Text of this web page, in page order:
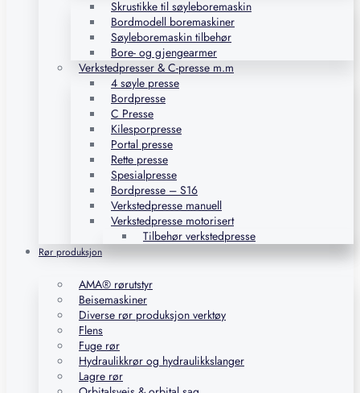
Skrustikke til søyleboremaskin
Bordmodell boremaskiner
Søyleboremaskin tilbehør
Bore- og gjengearmer
Verkstedpresser & C-presse m.m
4 søyle presse
Bordpresse
C Presse
Kilesporpresse
Portal presse
Rette presse
Spesialpresse
Bordpresse – S16
Verkstedpresse manuell
Verkstedpresse motorisert
Tilbehør verkstedpresse
Rør produksjon
AMA® rørutstyr
Beisemaskiner
Diverse rør produksjon verktøy
Flens
Fuge rør
Hydraulikkrør og hydraulikkslanger
Lagre rør